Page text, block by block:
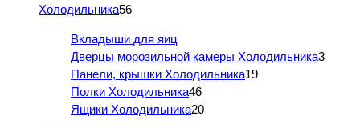
Холодильника56
Вкладыши для яиц
Дверцы морозильной камеры Холодильника3
Панели, крышки Холодильника19
Полки Холодильника46
Ящики Холодильника20